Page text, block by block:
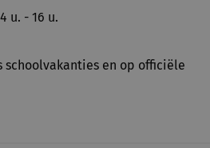
u. - 16 u.
schoolvakanties en op officiële